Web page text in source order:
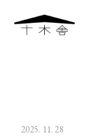
2025. 11. 28